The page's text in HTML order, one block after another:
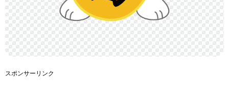
スポンサーリンク